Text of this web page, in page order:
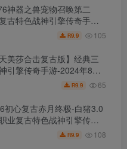
神器之兽宠物召唤第二
古特色战神引擎传奇手
最新打包Win服务端源码视
多功能网页授权物品后
台-安卓苹果IOS双端版
R9.9 105
美莎合击复古版】经典三
引擎传奇手游-2024年8月7
务端源码视频架设教程-新
权物品后台-GM直冲网页
双端版本！
R9.9 65
初心复古赤月终极-白猪3.0
业复古特色战神引擎传奇
日最新打包Win服务端源码
GM多功能网页授权物品
R9.9 108